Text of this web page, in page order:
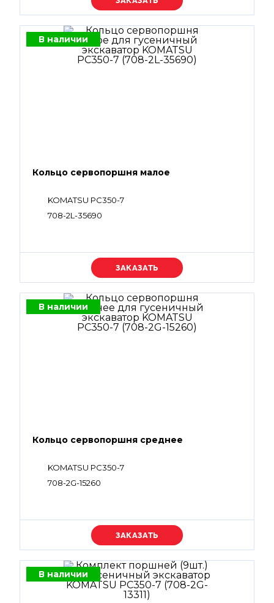
В наличии
Кольцо сервопоршня малое
KOMATSU PC350-7
708-2L-35690
Уточняйте цену
В наличии
Кольцо сервопоршня среднее
KOMATSU PC350-7
708-2G-15260
Уточняйте цену
В наличии